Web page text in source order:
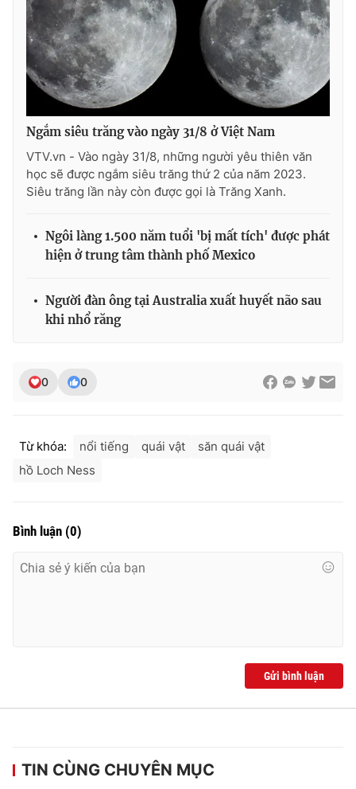
THỜI BÁO VTV
Theo dõi báo trên
Cơ quan chủ quản:Đài Truyền hình Việt Nam
Giấy phép hoạt động báo in và báo điện tử số 483/GP-BTTTT
cấp ngày 29/12/2023
Phó Tổng Biên tập:Nguyễn Thị Mỹ Hạnh, Phạm Quốc Thắng,
Nguyễn Trọng Ninh
Email:toasoan@vtv.vn
Ngắm siêu trăng vào ngày 31/8 ở Việt Nam
VTV.vn - Vào ngày 31/8, những người yêu thiên văn
học sẽ được ngắm siêu trăng thứ 2 của năm 2023.
Siêu trăng lần này còn được gọi là Trăng Xanh.
Ngôi làng 1.500 năm tuổi 'bị mất tích' được phát
hiện ở trung tâm thành phố Mexico
Người đàn ông tại Australia xuất huyết não sau
khi nhổ răng
0 0
Từ khóa: nổi tiếng quái vật
săn quái vật
hồ Loch Ness
Bình luận (0)
Gửi bình luận
TIN CÙNG CHUYÊN MỤC